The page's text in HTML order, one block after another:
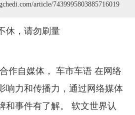
article/7439995803885716019
休，请勿刷量
作自媒体， 车市车语 在网络
响力和传播力，通过网络媒体
和事件有了解。 软文世界认